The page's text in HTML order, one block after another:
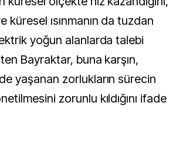
küresel ısınmanın da tuzdan
yoğun alanlarda talebi
Bayraktar, buna karşın,
yaşanan zorlukların sürecin
zorunlu kıldığını ifade